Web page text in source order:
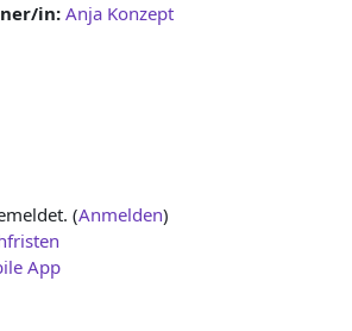
in: Anja Konzept
(Anmelden)
App